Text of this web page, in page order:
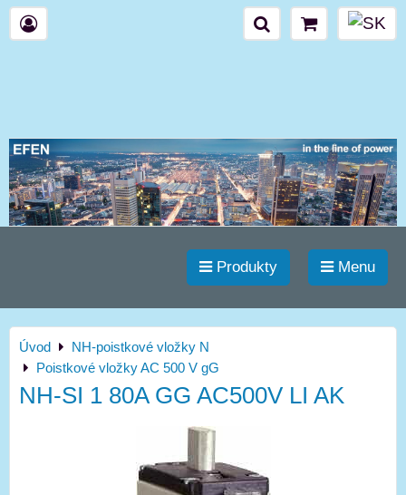
Produkty Menu
Úvod
NH-poistkové vložky N
Poistkové vložky AC 500 V gG
NH-SI 1 80A GG AC500V LI AK